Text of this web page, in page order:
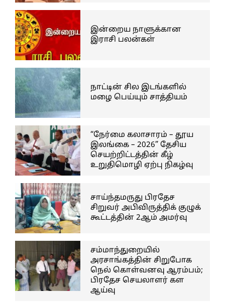
இன்றைய நாளுக்கான
இராசி பலன்கள்
நாட்டின் சில இடங்களில்
மழை பெய்யும் சாத்தியம்
“நேர்மை கலாசாரம் – தூய
இலங்கை – 2026” தேசிய
செயற்றிட்டத்தின் கீழ்
உறுதிமொழி ஏற்பு நிகழ்வு
சாய்ந்தமருது பிரதேச
சிறுவர் அபிவிருத்திக் குழுக்
கூட்டத்தின் 2ஆம் அமர்வு
சம்மாந்துறையில்
அரசாங்கத்தின் சிறுபோக
நெல் கொள்வனவு ஆரம்பம்;
பிரதேச செயலாளர் கள
ஆய்வு